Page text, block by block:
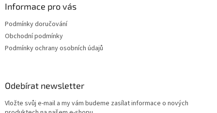
Informace pro vás
Podmínky doručování
Obchodní podmínky
Podmínky ochrany osobních údajů
Odebírat newsletter
Vložte svůj e-mail a my vám budeme zasílat informace o nových